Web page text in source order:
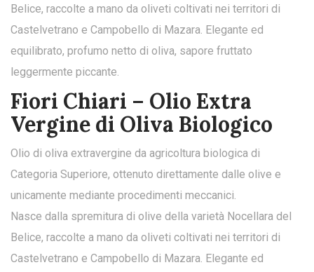
Belice, raccolte a mano da oliveti coltivati nei territori di
Castelvetrano e Campobello di Mazara. Elegante ed
equilibrato, profumo netto di oliva, sapore fruttato
leggermente piccante.
Fiori Chiari – Olio Extra
Vergine di Oliva Biologico
Olio di oliva extravergine da agricoltura biologica di
Categoria Superiore, ottenuto direttamente dalle olive e
unicamente mediante procedimenti meccanici.
Nasce dalla spremitura di olive della varietà Nocellara del
Belice, raccolte a mano da oliveti coltivati nei territori di
Castelvetrano e Campobello di Mazara. Elegante ed